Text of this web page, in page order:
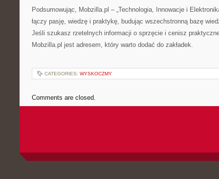
Podsumowując, Mobzilla.pl – „Technologia, Innowacje i
łączy pasję, wiedzę i praktykę, budując wszechstronną bazę
Jeśli szukasz rzetelnych informacji o sprzęcie i cenisz
Mobzilla.pl jest adresem, który warto dodać do zakładek.
CATEGORIES: WYSKOCZMY
Comments are closed.